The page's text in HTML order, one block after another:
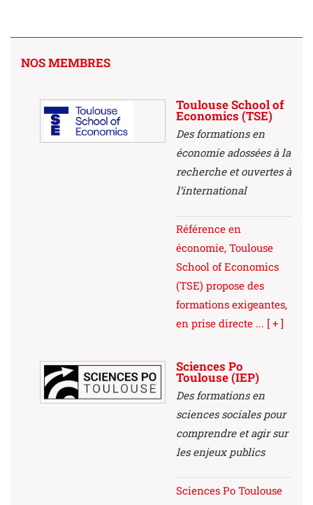
NOS MEMBRES
Toulouse School of
Economics (TSE)
Des formations en
économie adossées à la
recherche et ouvertes à
l’international
Référence en
économie, Toulouse
School of Economics
(TSE) propose des
formations exigeantes,
en prise directe ... [ + ]
Sciences Po
Toulouse (IEP)
Des formations en
sciences sociales pour
comprendre et agir sur
les enjeux publics
Sciences Po Toulouse